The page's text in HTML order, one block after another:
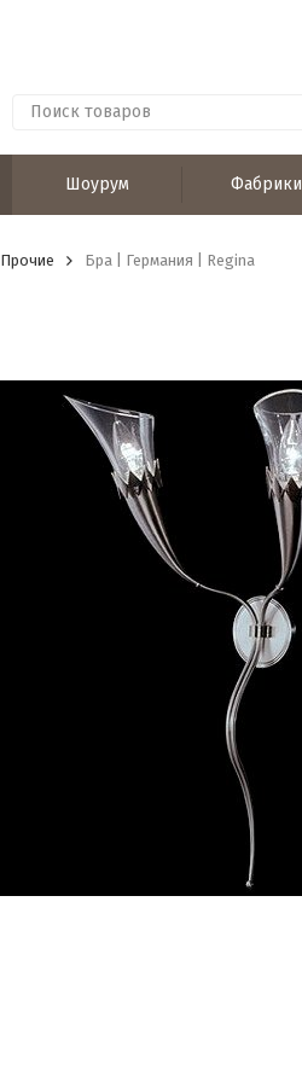
Шоурум Фабрики
Прочие Бра | Германия | Regina